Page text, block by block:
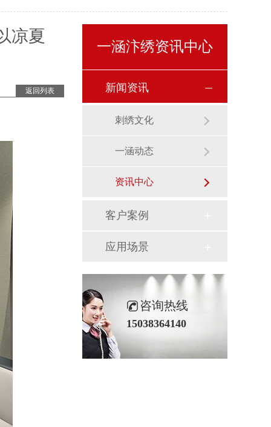
凉夏
返回列表
一涵汴绣资讯中心
新闻资讯
刺绣文化
一涵动态
资讯中心
客户案例
应用场景
咨询热线
15038364140